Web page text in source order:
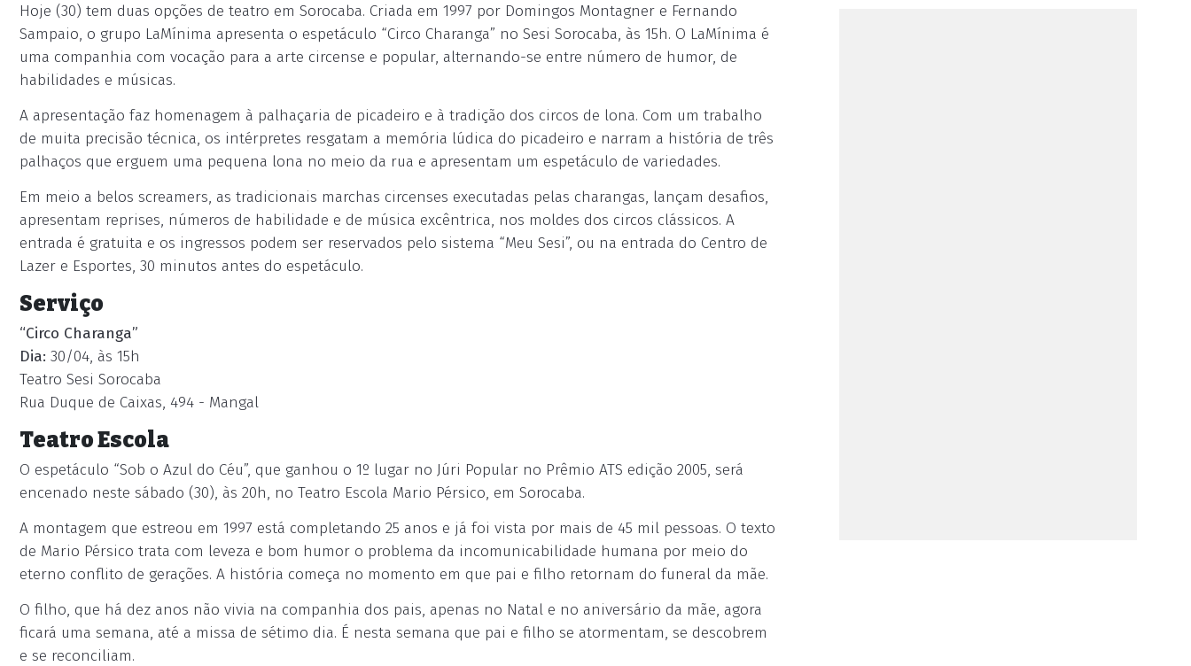
Hoje (30) tem duas opções de teatro em Sorocaba. Criada em 1997 por Domingos Montagner e Fernando
Sampaio, o grupo LaMínima apresenta o espetáculo “Circo Charanga” no Sesi Sorocaba, às 15h. O LaMínima é
uma companhia com vocação para a arte circense e popular, alternando-se entre número de humor, de
habilidades e músicas.
A apresentação faz homenagem à palhaçaria de picadeiro e à tradição dos circos de lona. Com um trabalho
de muita precisão técnica, os intérpretes resgatam a memória lúdica do picadeiro e narram a história de três
palhaços que erguem uma pequena lona no meio da rua e apresentam um espetáculo de variedades.
Em meio a belos screamers, as tradicionais marchas circenses executadas pelas charangas, lançam desafios,
apresentam reprises, números de habilidade e de música excêntrica, nos moldes dos circos clássicos. A
entrada é gratuita e os ingressos podem ser reservados pelo sistema “Meu Sesi”, ou na entrada do Centro de
Lazer e Esportes, 30 minutos antes do espetáculo.
Serviço
“Circo Charanga”
Dia: 30/04, às 15h
Teatro Sesi Sorocaba
Rua Duque de Caixas, 494 - Mangal
Teatro Escola
O espetáculo “Sob o Azul do Céu”, que ganhou o 1º lugar no Júri Popular no Prêmio ATS edição 2005, será
encenado neste sábado (30), às 20h, no Teatro Escola Mario Pérsico, em Sorocaba.
A montagem que estreou em 1997 está completando 25 anos e já foi vista por mais de 45 mil pessoas. O texto
de Mario Pérsico trata com leveza e bom humor o problema da incomunicabilidade humana por meio do
eterno conflito de gerações. A história começa no momento em que pai e filho retornam do funeral da mãe.
O filho, que há dez anos não vivia na companhia dos pais, apenas no Natal e no aniversário da mãe, agora
ficará uma semana, até a missa de sétimo dia. É nesta semana que pai e filho se atormentam, se descobrem
e se reconciliam.